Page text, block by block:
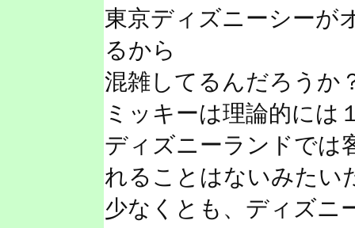
東京ディズニーシーが
るから
混雑してるんだろうか
ミッキーは理論的には
ディズニーランドでは
れることはないみたい
少なくとも、ディズニ